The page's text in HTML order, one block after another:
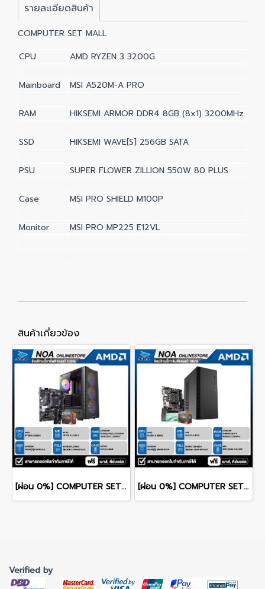
รายละเอียดสินค้า
COMPUTER SET MALL
CPU
AMD RYZEN 3 3200G
Mainboard MSI A520M-A PRO
RAM HIKSEMI ARMOR DDR4 8GB (8x1) 3200MHz
SSD HIKSEMI WAVE[S] 256GB SATA
PSU SUPER FLOWER ZILLION 550W 80 PLUS
Case MSI PRO SHIELD M100P
Monitor MSI PRO MP225 E12VL
สินค้าเกี่ยวข้อง
[ผ่อน 0%] COMPUTER SET MALL RYZEN 5 3400G/ A520M-K / VX310 / 16GB DDR4 / 512GB M.2 [ผ่อน 0%] COMPUTER SET MALL RYZEN 3 3200G / A520M-A PRO / M100P / 8GB DDR4 / SSD 256GB
Verified by